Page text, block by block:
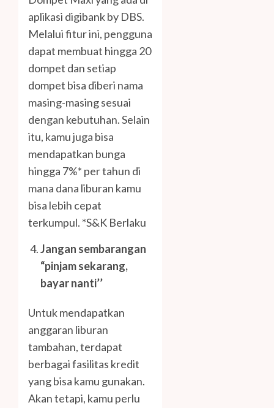
aplikasi digibank by DBS.
Melalui fitur ini, pengguna
dapat membuat hingga 20
dompet dan setiap
dompet bisa diberi nama
masing-masing sesuai
dengan kebutuhan. Selain
itu, kamu juga bisa
mendapatkan bunga
hingga 7%* per tahun di
mana dana liburan kamu
bisa lebih cepat
terkumpul. *S&K Berlaku
Jangan sembarangan
“pinjam sekarang,
bayar nanti’’
Untuk mendapatkan
anggaran liburan
tambahan, terdapat
berbagai fasilitas kredit
yang bisa kamu gunakan.
Akan tetapi, kamu perlu